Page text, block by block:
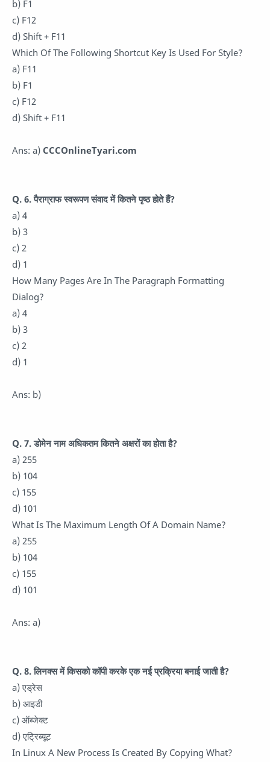
b) F1
c) F12
d) Shift + F11
Which Of The Following Shortcut Key Is Used For Style?
a) F11
b) F1
c) F12
d) Shift + F11
Ans: a) CCCOnlineTyari.com
Q. 6. पैराग्राफ स्वरूपण संवाद में कितने पृष्ठ होते हैं?
a) 4
b) 3
c) 2
d) 1
How Many Pages Are In The Paragraph Formatting
Dialog?
a) 4
b) 3
c) 2
d) 1
Ans: b)
Q. 7. डोमेन नाम अधिकतम कितने अक्षरों का होता है?
a) 255
b) 104
c) 155
d) 101
What Is The Maximum Length Of A Domain Name?
a) 255
b) 104
c) 155
d) 101
Ans: a)
Q. 8. लिनक्स में किसको कॉपी करके एक नई प्रक्रिया बनाई जाती है?
a) एड्रेस
b) आइडी
c) ऑब्जेक्ट
d) एट्रिब्यूट
In Linux A New Process Is Created By Copying What?